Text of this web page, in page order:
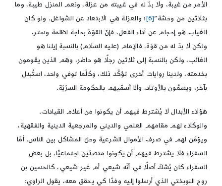
الأمر من غيبة، ولا بدّ له في غيبته من عزلة، ونعم المنزل طيبة، وما
بثلاثين من وحشة”[6]
؛ والعزلة هي الابتعاد عن الشواغل. ولو كان
الغياب هو إحجام عن آداء الفعل، فإنّ القوّة بحاجة لظلمة وستر،
ولكن لا بدّ له من قوَة، فالإمام (عليه السلام) بالنسبة إيلنا هو
الغائب، ولكن بالنسبة إلى ثلاثين رجلًا هو حاضر، وهم الذين يقومون
بخدمته، ولدينا روايات أخرى تؤكّد ذلك، وكلّما توفي واحد، استُبدل
بآخر، ويسمَّون بالأوتاد، وأنا أسمّيهم بالحكومة السرّيّة.
هؤلاء الأبدال لا يُشترط فيهم أن يكونوا من أعلام القيادات.
والوكلاء لهم مقامهم العلمي والديني والمرجعية الدينية والفقهية،
ويؤمَن لهم في صرف الأموال الشرعية وحلّ المشاكل بين الناس. أمّا
السفراء فلا يشترط فيهم أن يكونوا متصدّين اجتماعيًّا، بل بعض
السفراء كان يُشكّ أصلًا في أنّه شيعي أم غير شيعي، كالحسين بن
روح النوبختي الذي أرسلوا إليه وفدًا كي يحقق معه، يقول الراوي: